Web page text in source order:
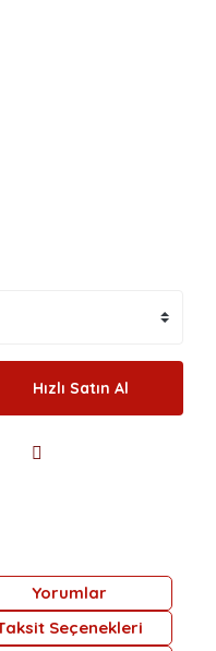
Hızlı Satın Al
Yorumlar
Seçenekleri